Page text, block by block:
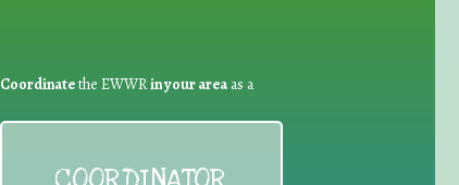
Coordinatethe EWWRin your areaas a